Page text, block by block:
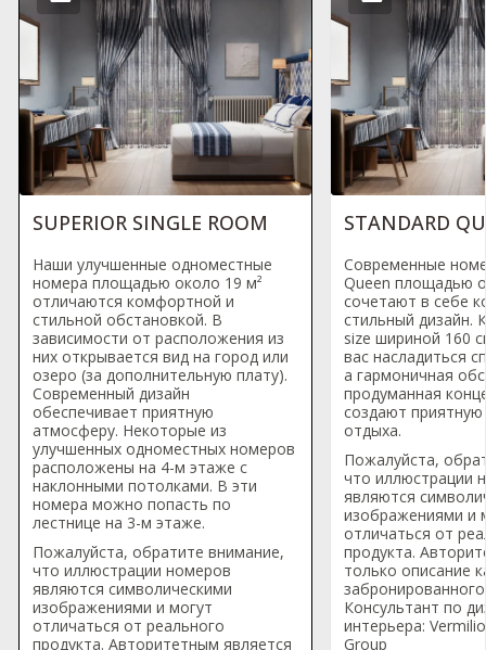
SUPERIOR SINGLE ROOM
Наши улучшенные одноместные
номера площадью около 19 м²
отличаются комфортной и
стильной обстановкой. В
зависимости от расположения из
них открывается вид на город или
озеро (за дополнительную плату).
Современный дизайн
обеспечивает приятную
атмосферу. Некоторые из
улучшенных одноместных номеров
расположены на 4-м этаже с
наклонными потолками. В эти
номера можно попасть по
лестнице на 3-м этаже.
Пожалуйста, обратите внимание,
что иллюстрации номеров
являются символическими
изображениями и могут
отличаться от реального
продукта. Авторитетным является
STANDARD
Современные
Queen площадью
сочетают в себе
стильный дизайн.
size шириной 160
вас насладиться
а гармоничная
продуманная
создают
отдыха.
Пожалуйста,
что иллюстрации
являются
изображениями и
отличаться от
продукта.
только описание
Консультант по
интерьера:
Group_